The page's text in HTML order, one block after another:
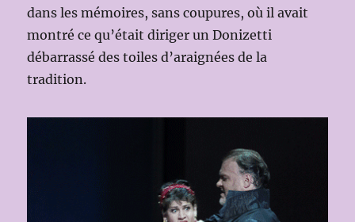
dans les mémoires, sans coupures, où il avait
montré ce qu’était diriger un Donizetti
débarrassé des toiles d’araignées de la
tradition.